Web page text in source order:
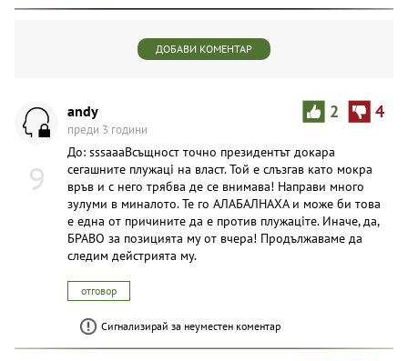
ДОБАВИ КОМЕНТАР
9
2 4
andy
преди 3 години
До: sssaaaВсъщност точно президентът докара
сегашните плyжaцi на власт. Той е слъзгав като мокра
връв и с него трябва де се внимава! Направи много
зyлyми в миналото. Те го АЛАБАЛНАХА и може би това
е една от причините да е против плyжaцiте. Иначе, да,
БРАВО за позицията му от вчера! Продължаваме да
следим дейстрията му.
отговор
Сигнализирай за неуместен коментар